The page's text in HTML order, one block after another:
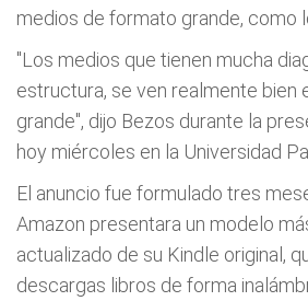
medios de formato grande, como
"Los medios que tienen mucha
estructura, se ven realmente bien
grande", dijo Bezos durante la
hoy miércoles en la Universidad
El anuncio fue formulado tres
Amazon presentara un modelo
actualizado de su Kindle original,
descargas libros de forma